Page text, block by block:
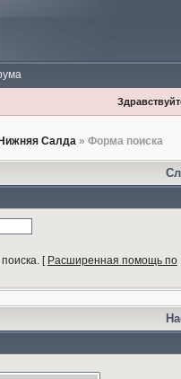
Салда» Форма поиска
[ Расширенная помощь по